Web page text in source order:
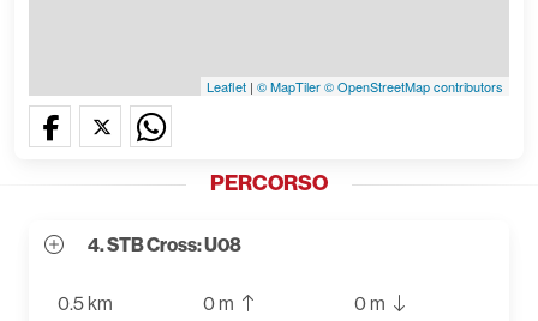
Leaflet | © MapTiler© OpenStreetMap contributors
PERCORSO
4. STB Cross: U08
0.5 km 0 m 0 m